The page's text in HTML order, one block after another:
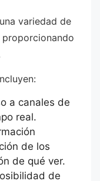
variedad de
a canales de
real.
de los
de qué ver.
de